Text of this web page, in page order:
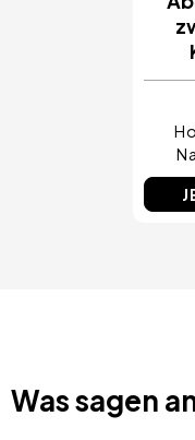
Was sagen